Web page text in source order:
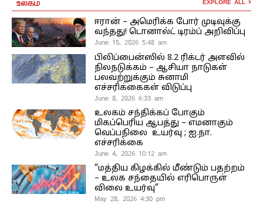
EXPLORE ALL
ஈரான் – அமெரிக்க போர் முடிவுக்கு
வந்தது! டொனால்ட் டிரம்ப் அறிவிப்பு
June 15, 2026 5:48 am
பிலிப்பைன்ஸில் 8.2 ரிக்டர் அளவில்
நிலநடுக்கம் – ஆசியா நாடுகள்
பலவற்றுக்கும் சுனாமி
எச்சரிக்கைகள் விடுப்பு
June 8, 2026 6:33 am
உலகம் சந்திக்கப் போகும்
மிகப்பெரிய ஆபத்து – எமனாகும்
வெப்பநிலை உயர்வு ; ஐ.நா.
எச்சரிக்கை
June 4, 2026 10:12 am
“மத்திய கிழக்கில் மீண்டும் பதற்றம்
– உலக சந்தையில் எரிபொருள்
விலை உயர்வு”
May 28, 2026 4:30 pm